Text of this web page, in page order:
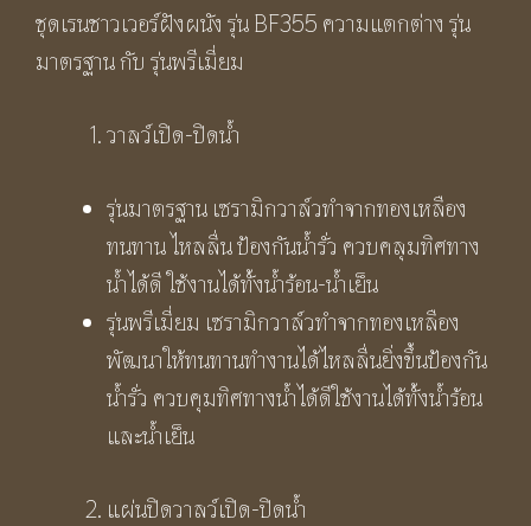
ชุดเรนชาวเวอร์ฝังผนัง รุ่น BF355 ความแตกต่าง รุ่น
มาตรฐาน กับ รุ่นพรีเมี่ยม
วาลว์เปิด-ปิดน้ำ
รุ่นมาตรฐาน เซรามิกวาล์วทำจากทองเหลือง
ทนทาน ไหลลื่น ป้องกันน้ำรั่ว ควบคลุมทิศทาง
น้ำได้ดี ใช้งานได้ทั้งน้ำร้อน-น้ำเย็น
รุ่นพรีเมี่ยม เซรามิกวาล์วทำจากทองเหลือง
พัฒนาให้ทนทานทำงานได้ไหลลื่นยิ่งขึ้นป้องกัน
น้ำรั่ว ควบคุมทิศทางน้ำได้ดีใช้งานได้ทั้งน้ำร้อน
และน้ำเย็น
แผ่นปิดวาลว์เปิด-ปิดน้ำ